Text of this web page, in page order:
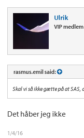
Ulrik
VIP medlem
rasmus.emil said:
Skal vi så ikke gætte på at
Det håber jeg ikke
1/4/16